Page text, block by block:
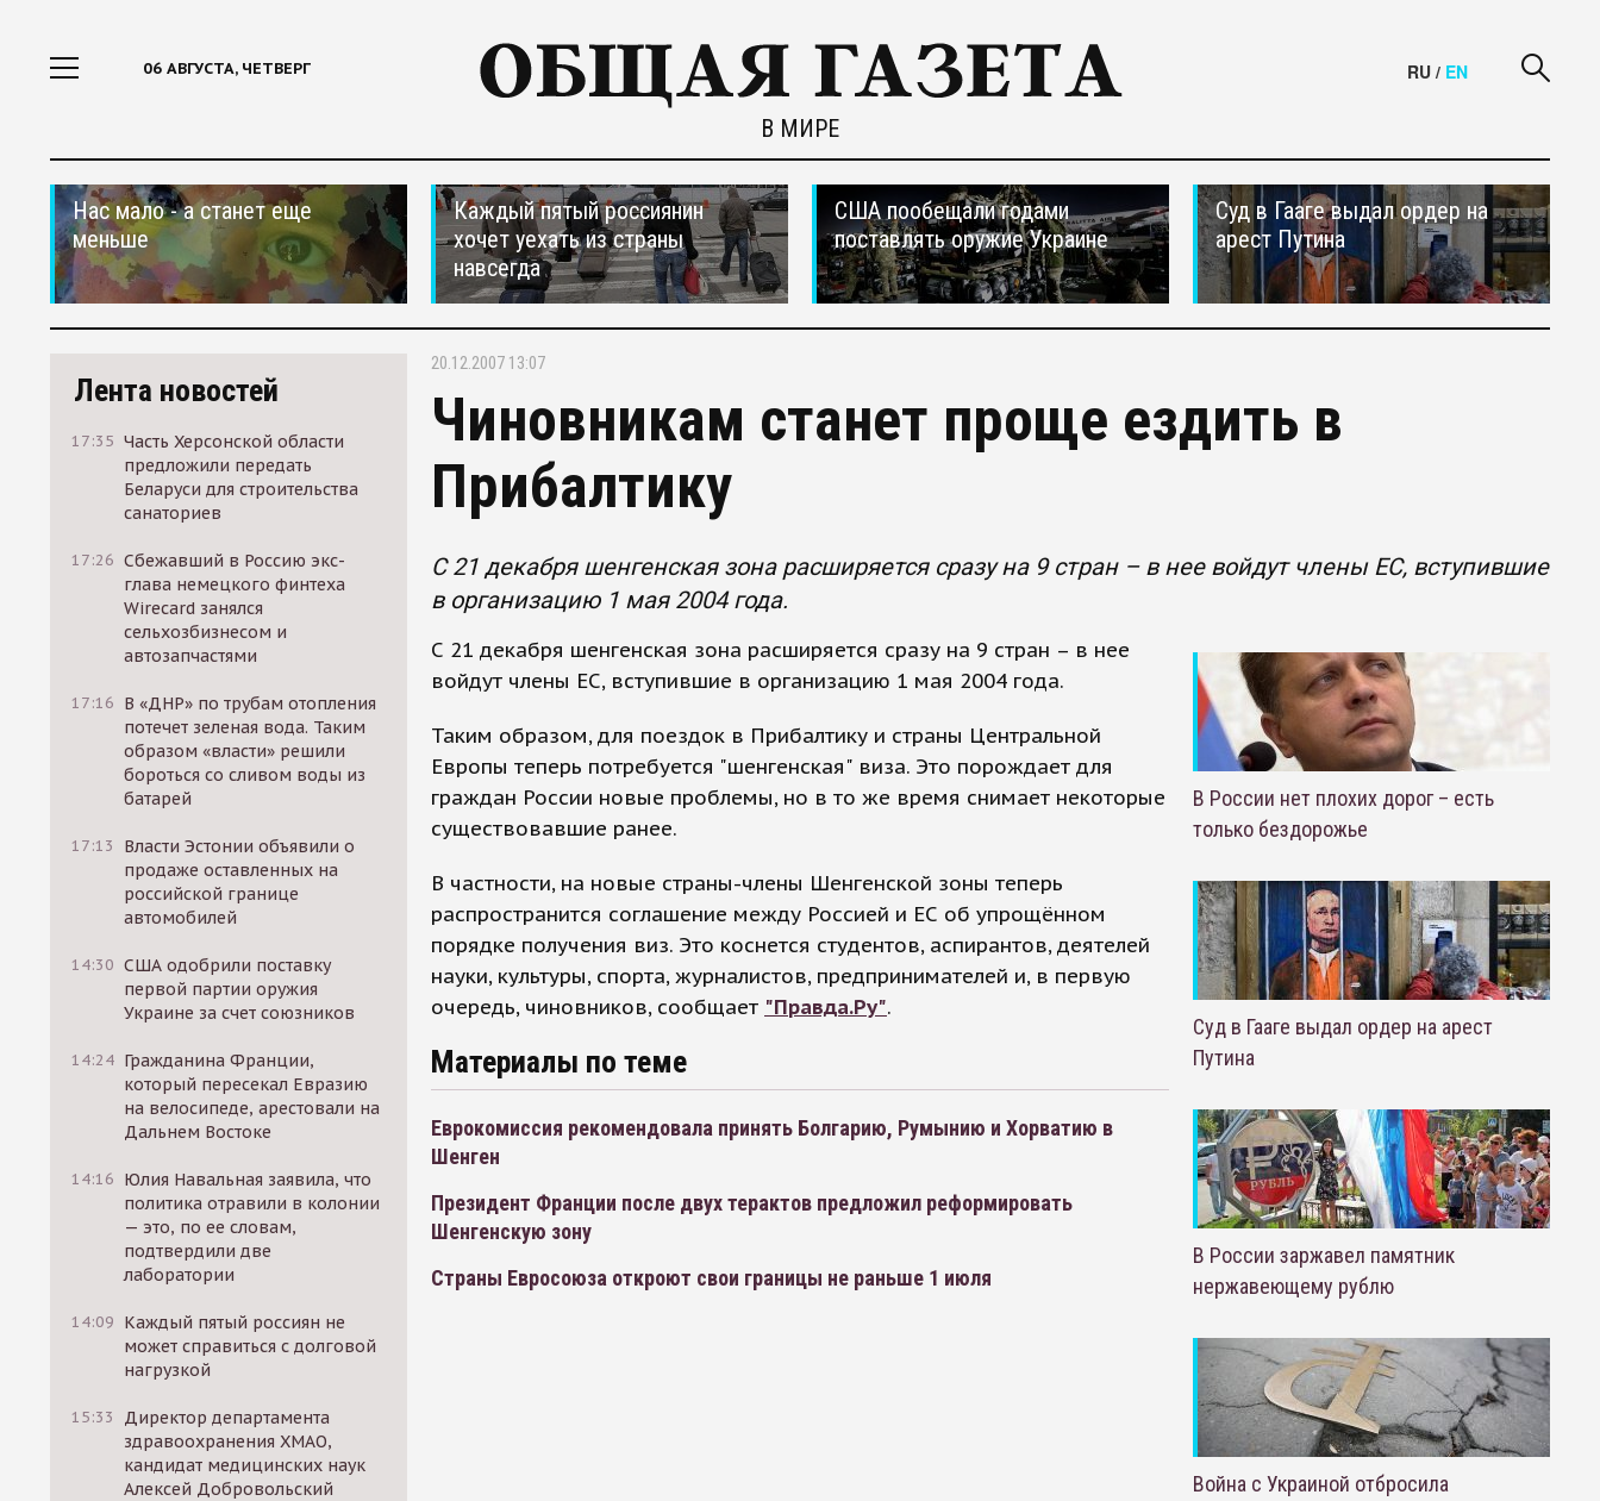
06 АВГУСТА, ЧЕТВЕРГ
В МИРЕ
RU / EN
Нас мало - а станет еще
меньше
Каждый пятый россиянин
хочет уехать из страны
навсегда
США пообещали годами
поставлять оружие Украине
Суд в Гааге выдал ордер на
арест Путина
Лента новостей
17:35 Часть Херсонской области
предложили передать
Беларуси для строительства
санаториев
17:26 Сбежавший в Россию экс-
глава немецкого финтеха
Wirecard занялся
сельхозбизнесом и
автозапчастями
17:16 В «ДНР» по трубам отопления
потечет зеленая вода. Таким
образом «власти» решили
бороться со сливом воды из
батарей
17:13
Власти Эстонии объявили о
продаже оставленных на
российской границе
автомобилей
14:30 США одобрили поставку
первой партии оружия
Украине за счет союзников
14:24 Гражданина Франции,
который пересекал Евразию
на велосипеде, арестовали на
Дальнем Востоке
14:16 Юлия Навальная заявила, что
политика отравили в колонии
— это, по ее словам,
подтвердили две
лаборатории
14:09 Каждый пятый россиян не
может справиться с долговой
нагрузкой
15:33
Директор департамента
здравоохранения ХМАО,
кандидат медицинских наук
Алексей Добровольский
20.12.2007 13:07
Чиновникам станет проще ездить в
Прибалтику
С 21 декабря шенгенская зона расширяется сразу на 9 стран – в нее войдут члены ЕС, вступившие
в организацию 1 мая 2004 года.
С 21 декабря шенгенская зона расширяется сразу на 9 стран – в нее
войдут члены ЕС, вступившие в организацию 1 мая 2004 года.
Таким образом, для поездок в Прибалтику и страны Центральной
Европы теперь потребуется "шенгенская" виза. Это порождает для
граждан России новые проблемы, но в то же время снимает некоторые
существовавшие ранее.
В частности, на новые страны-члены Шенгенской зоны теперь
распространится соглашение между Россией и ЕС об упрощённом
порядке получения виз. Это коснется студентов, аспирантов, деятелей
науки, культуры, спорта, журналистов, предпринимателей и, в первую
очередь, чиновников, сообщает "Правда.Ру".
Материалы по теме
Еврокомиссия рекомендовала принять Болгарию, Румынию и Хорватию в
Шенген
Президент Франции после двух терактов предложил реформировать
Шенгенскую зону
Страны Евросоюза откроют свои границы не раньше 1 июля
В России нет плохих дорог – есть
только бездорожье
Суд в Гааге выдал ордер на арест
Путина
В России заржавел памятник
нержавеющему рублю
Война с Украиной отбросила